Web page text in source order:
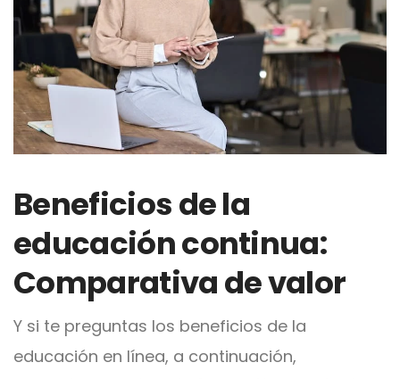
Beneficios de la
educación continua:
Comparativa de valor
Y si te preguntas los beneficios de la
educación en línea, a continuación,